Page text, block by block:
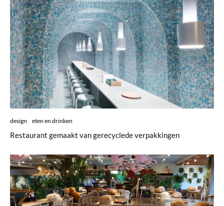
design eten en drinken
Restaurant gemaakt van gerecyclede verpakkingen